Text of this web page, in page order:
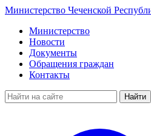
Министерство Чеченской
Министерство
Новости
Документы
Обращения граждан
Контакты
Найти